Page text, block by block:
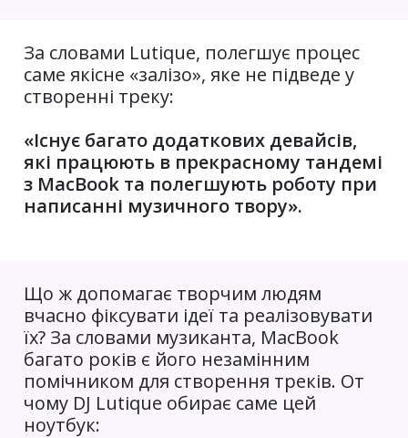
За словами Lutique, полегшує процес
саме якісне «залізо», яке не підведе у
створенні треку:
«Існує багато додаткових девайсів,
які працюють в прекрасному тандемі
з MacBook та полегшують роботу при
написанні музичного твору».
Що ж допомагає творчим людям
вчасно фіксувати ідеї та реалізовувати
їх? За словами музиканта, MacBook
багато років є його незамінним
помічником для створення треків. От
чому DJ Lutique обирає саме цей
ноутбук: